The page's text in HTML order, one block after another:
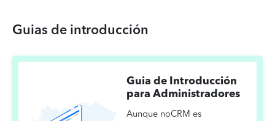
Guias de introducción
Guia de Introducción
para Administradores
Aunque noCRM es